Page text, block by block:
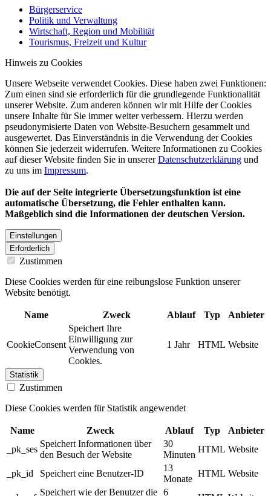
Bürgerservice
Politik und Verwaltung
Wirtschaft, Region und Mobilität
Tourismus, Freizeit und Kultur
Hinweis zu Cookies
Unsere Webseite verwendet Cookies. Diese haben zwei Funktionen:
Zum einen sind sie erforderlich für die grundlegende Funktionalität
unserer Website. Zum anderen können wir mit Hilfe der Cookies
unsere Inhalte für Sie immer weiter verbessern. Hierzu werden
pseudonymisierte Daten von Website-Besuchern gesammelt und
ausgewertet. Das Einverständnis in die Verwendung der Cookies
können Sie jederzeit widerrufen. Weitere Informationen zu Cookies
auf dieser Website finden Sie in unsererDatenschutzerklärung und
zu uns im Impressum.
Die auf der Seite integrierte Übersetzungsfunktion ist eine
automatische Übersetzung, die Fehler enthalten kann.
Maßgeblich sind die Informationen der deutschen Version.
Einstellungen
Erforderlich
Zustimmen
Diese Cookies werden für eine reibungslose Funktion unserer
Website benötigt.
Name Zweck Ablauf Typ Anbieter
CookieConsent
Speichert Ihre
Einwilligung zur
Verwendung von
Cookies.
1 Jahr HTML Website
Statistik
Zustimmen
Diese Cookies werden für Statistik angewendet
Name Zweck Ablauf Typ
Anbieter
_pk_ses
Speichert Informationen über
den Besuch der Website
30
Minuten
HTML Website
_pk_id Speichert eine Benutzer-ID
13
Monate
HTML Website
Speichert wie der Benutzer die 6